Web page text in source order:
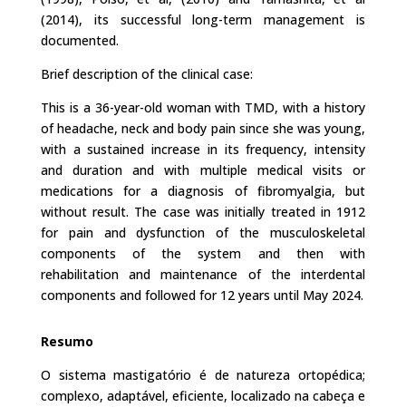
(2014), its successful long-term management is
documented.
Brief description of the clinical case:
This is a 36-year-old woman with TMD, with a history
of headache, neck and body pain since she was young,
with a sustained increase in its frequency, intensity
and duration and with multiple medical visits or
medications for a diagnosis of fibromyalgia, but
without result. The case was initially treated in 1912
for pain and dysfunction of the musculoskeletal
components of the system and then with
rehabilitation and maintenance of the interdental
components and followed for 12 years until May 2024.
Resumo
O sistema mastigatório é de natureza ortopédica;
complexo, adaptável, eficiente, localizado na cabeça e